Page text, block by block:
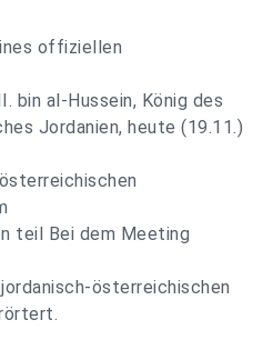
offiziellen
bin al-Hussein, König des
Jordanien, heute (19.11.)
teil Bei dem Meeting
österreichischen